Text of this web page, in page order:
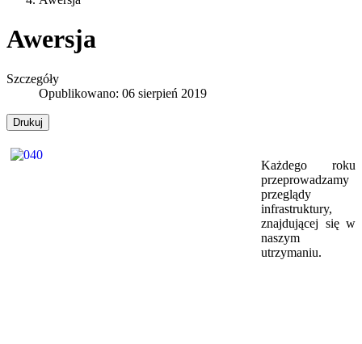
Awersja
Szczegóły
Opublikowano: 06 sierpień 2019
Drukuj
Każdego roku
przeprowadzamy
przeglądy
infrastruktury,
znajdującej się w
naszym
utrzymaniu.